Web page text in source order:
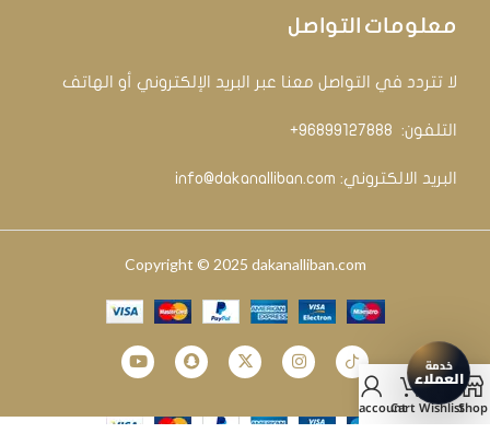
معلومات التواصل
لا تتردد في التواصل معنا عبر البريد الإلكتروني أو الهاتف
التلفون: ‏ 96899127888+
البريد الالكتروني: info@dakanalliban.com
Copyright © 2025 dakanalliban.com
2025
Shop
Wishlist
Cart
My account